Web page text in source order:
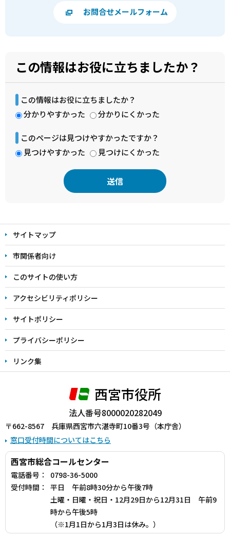
お問合せメールフォーム
この情報はお役に立ちましたか？
この情報はお役に立ちましたか？
分かりやすかった
分かりにくかった
このページは見つけやすかったですか？
見つけやすかった
見つけにくかった
文
こ
こ
ま
サイトマップ
市関係者向け
このサイトの使い方
アクセシビリティポリシー
サイトポリシー
プライバシーポリシー
リンク集
西宮市役所
法人番号8000020282049
〒662-8567 兵庫県西宮市六湛寺町10番3号（本庁舎）
窓口受付時間についてはこちら
西宮市総合コールセンター
電話番号：
0798-36-5000
受付時間：
平日 午前8時30分から午後7時
土曜・日曜・祝日・12月29日から12月31日 午前9
時から午後5時
（※1月1日から1月3日は休み。）